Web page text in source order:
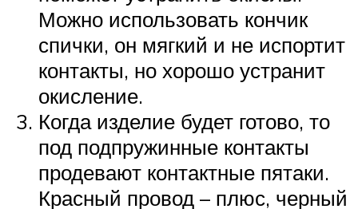
Можно использовать кончик
спички, он мягкий и не испортит
контакты, но хорошо устранит
окисление.
Когда изделие будет готово, то
под подпружинные контакты
продевают контактные пятаки.
Красный провод – плюс, черный